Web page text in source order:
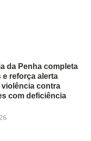
da Penha completa
e reforça alerta
violência contra
com deficiência